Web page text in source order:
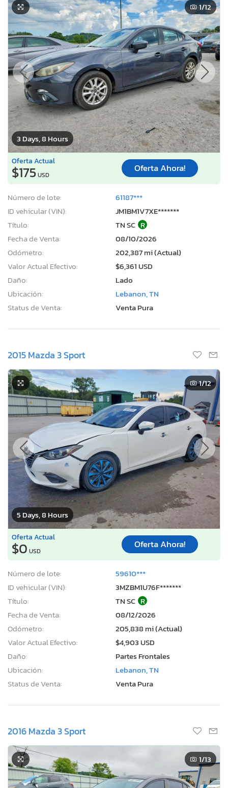
3 Days, 8 Hours
1/12
Oferta Actual
$175USD
Oferta Ahora!
Número de lote:
61187***
ID vehicular (VIN):
JM1BM1V7XE*******
Título:
TN SC R
Fecha de Venta:
08/10/2026
Odómetro:
202,387 mi (Actual)
Valor Actual Efectivo:
$6,361 USD
Daño:
Lado
Ubicación:
Lebanon, TN
Status de Venta:
Venta Pura
2015 Mazda 3 Sport
5 Days, 8 Hours
1/12
Oferta Actual
$0 USD
Oferta Ahora!
Número de lote:
59610***
ID vehicular (VIN):
3MZBM1U76F*******
Título:
TN SC R
Fecha de Venta:
08/12/2026
Odómetro:
205,838 mi (Actual)
Valor Actual Efectivo:
$4,903 USD
Daño:
Partes Frontales
Ubicación:
Lebanon, TN
Status de Venta:
Venta Pura
2016 Mazda 3 Sport
1/13